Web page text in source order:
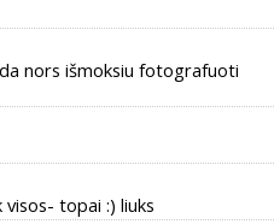
nors išmoksiu fotografuoti
topai :) liuks